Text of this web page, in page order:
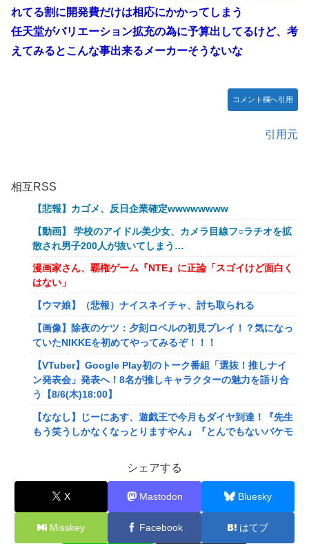
れてる割に開発費だけは相応にかかってしまう
任天堂がバリエーション拡充の為に予算出してるけど、考
えてみるとこんな事出来るメーカーそうないな
コメント欄へ引用
引用元
相互RSS
【悲報】カゴメ、反日企業確定wwwwwwww
【動画】 学校のアイドル美少女、カメラ目線フ○ラチオを拡
散され男子200人が抜いてしまう…
漫画家さん、覇権ゲーム『NTE』に正論「スゴイけど面白く
はない」
【ウマ娘】（悲報）ナイスネイチャ、討ち取られる
【画像】除夜のケツ：夕刻ロベルの初見プレイ！？気になっ
ていたNIKKEを初めてやってみるぞ！！！
【VTuber】Google Play初のトーク番組「選抜！推しナイ
ン発表会」発表へ！8名が推しキャラクターの魅力を語り合
う【8/6(木)18:00】
【ななし】じーにあす、遊戯王で今月もダイヤ到達！『先生
もう笑うしかなくなっとりますやん』『とんでもないバケモ
メディア「Switch2版『モンハンワイルズ』はDLSS込みで
最大1440p動作」
【艦これ】E4とE5はどっちの方が難しい？ E5甲はウイニン
グランって聞いたんだけど
シェアする
X Mastodon Bluesky
Misskey Facebook はてブ